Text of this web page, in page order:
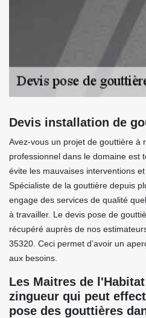
Devis installation de
Avez-vous un projet de gouttière à
professionnel dans le domaine est
évite les mauvaises interventions
Spécialiste de la gouttière depuis
engage des services de qualité
à travailler. Le devis pose de
récupéré auprès de nos
35320. Ceci permet d’avoir un
aux besoins.
Les Maitres de
zingueur qui peut
pose des gouttières